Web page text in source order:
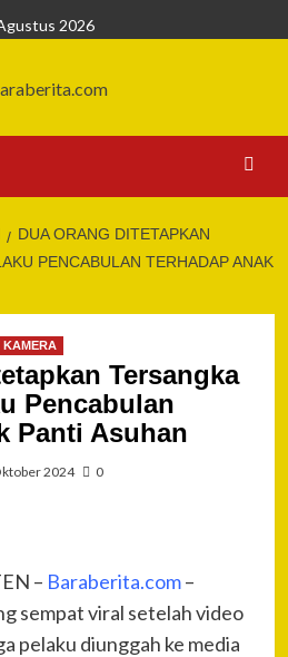
2026
DUA ORANG DITETAPKAN
PENCABULAN TERHADAP ANAK
KAMERA
Tersangka
Pencabulan
Panti Asuhan
2024 0
– Baraberita.com–
sempat viral setelah video
pelaku diunggah ke media